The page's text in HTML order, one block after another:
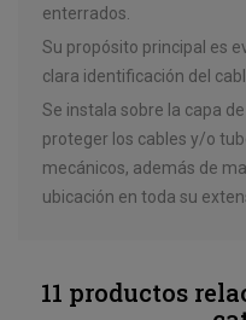
enterrados.
Su propósito principal es
clara identificación del
Se instala sobre la capa
proteger los cables y/o
mecánicos, además de
ubicación en toda su
11 productos